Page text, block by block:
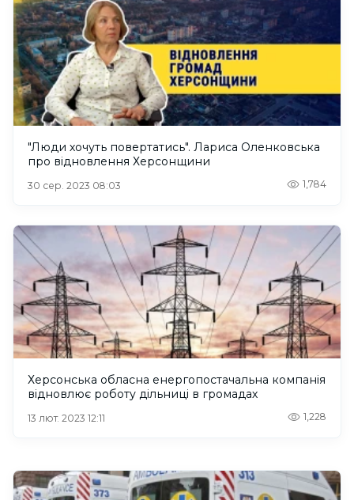
"Люди хочуть повертатись". Лариса Оленковська
про відновлення Херсонщини
30 сер. 2023 08:03 1,784
Херсонська обласна енергопостачальна компанія
відновлює роботу дільниці в громадах
13 лют. 2023 12:11 1,228